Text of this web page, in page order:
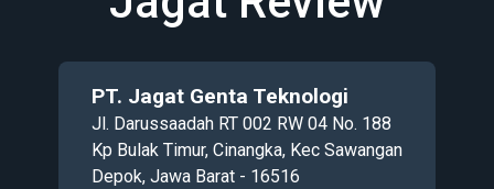
PT. Jagat Genta Teknologi
Jl. Darussaadah RT 002 RW 04 No. 188
Kp Bulak Timur, Cinangka, Kec Sawangan
Depok, Jawa Barat - 16516